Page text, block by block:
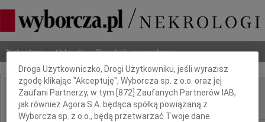
Nekrologi Odeszli Poradnik pogrzebowy
IMIĘ I NAZWISKO: Edward Olszewski
Dbamy o Twoją prywatność
Droga Użytkowniczko, Drogi Użytkowniku, jeśli wyrazisz
zgodę klikając "Akceptuję", Wyborcza sp. z o.o. oraz jej
Zaufani Partnerzy, w tym [872 ] Zaufanych Partnerów IAB,
jak również Agora S.A. będąca spółką powiązaną z
Wyborcza sp. z o.o., będą przetwarzać Twoje dane